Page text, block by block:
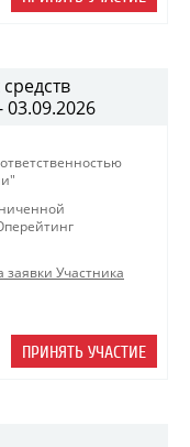
03.09.2026
Участника
ПРИНЯТЬ УЧАСТИЕ